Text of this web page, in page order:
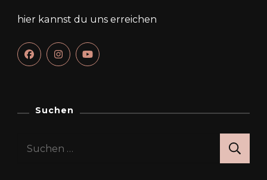
hier kannst du uns erreichen
Suchen
Suchen